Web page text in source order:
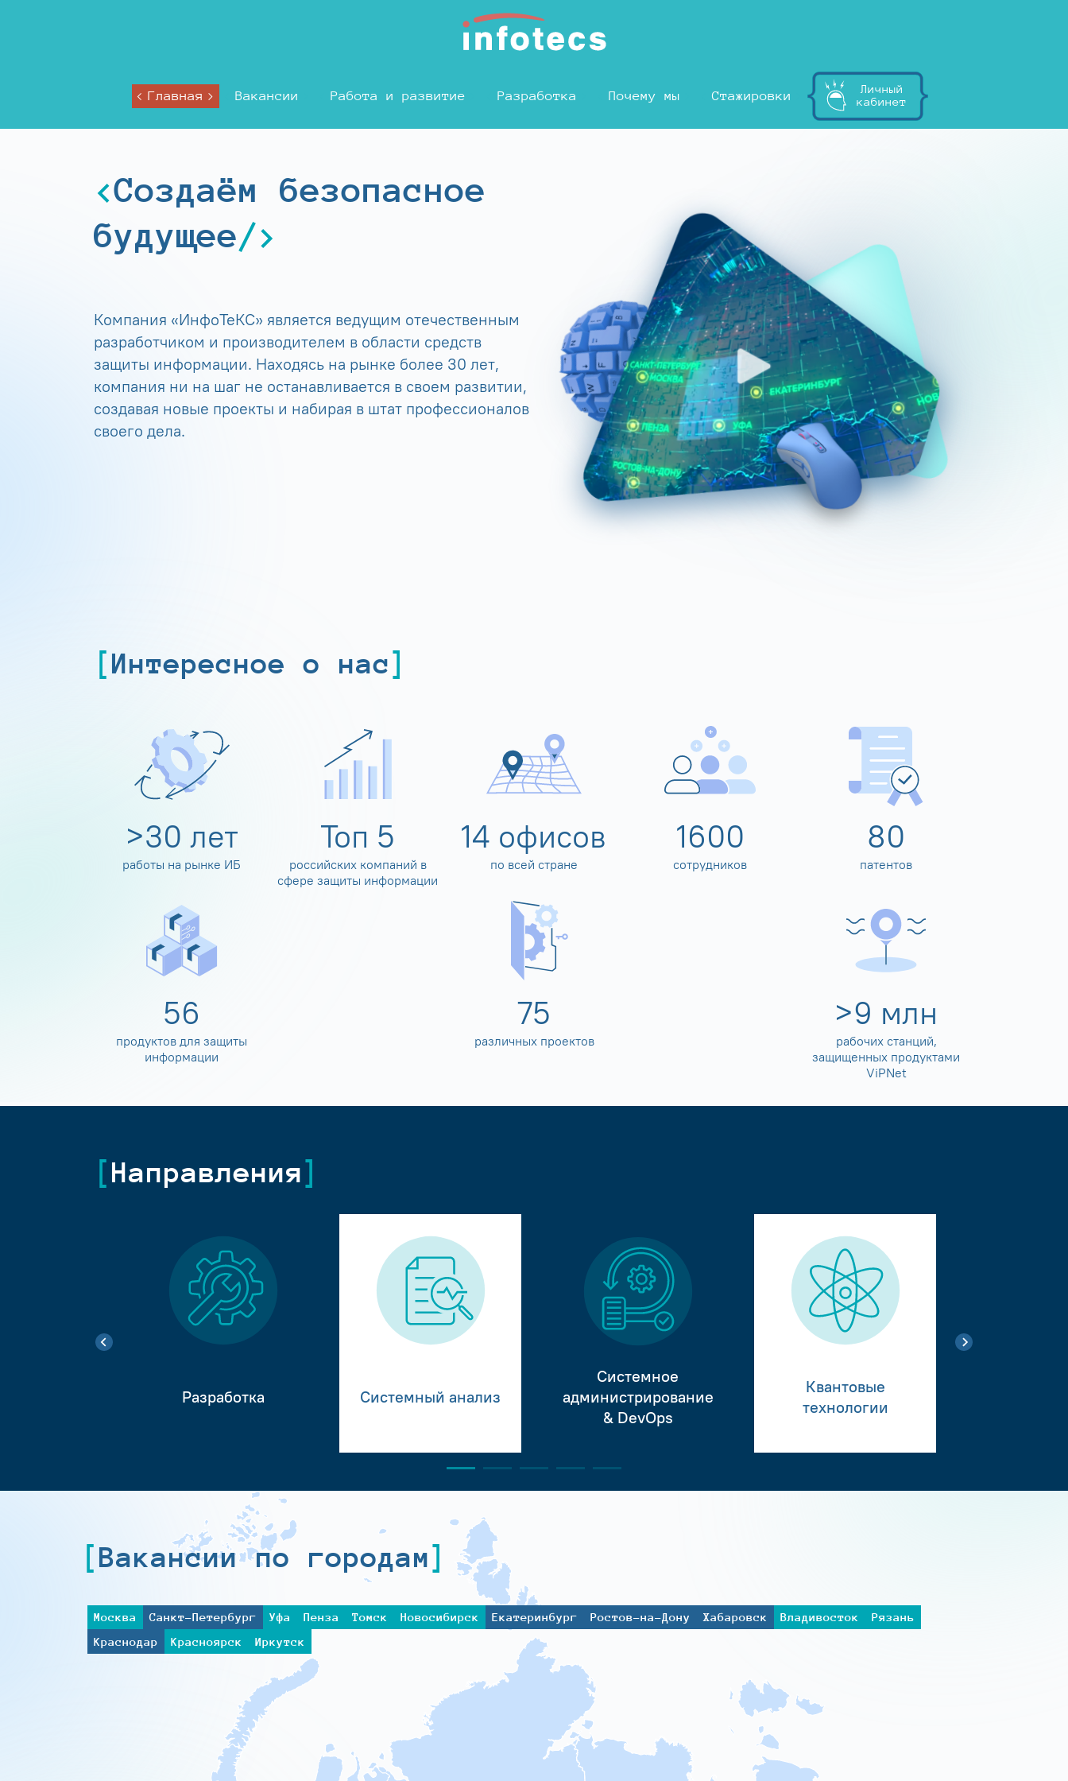
Главная Вакансии Работа и развитие Разработка Почему мы Стажировки
Личный
кабинет
Создаём безопасное
будущее
Компания «ИнфоТеКС» является ведущим отечественным
разработчиком и производителем в области средств
защиты информации. Находясь на рынке более 30 лет,
компания ни на шаг не останавливается в своем развитии,
создавая новые проекты и набирая в штат профессионалов
своего дела.
Интересное о нас
>30 лет
работы на рынке ИБ
Топ 5
российских компаний в
сфере защиты информации
14 офисов
по всей стране
1600
сотрудников
80
патентов
60
продуктов для защиты
информации
80
различных проектов
>10 млн
рабочих станций,
защищенных продуктами
ViPNet
Направления
Разработка Системный анализ
Системное
администрирование
& DevOps
Квантовые
технологии
Вакансии по городам
Москва Санкт-Петербург Уфа Пенза Томск Новосибирск Екатеринбург Ростов-на-Дону Хабаровск Владивосток
Рязань
Краснодар
Красноярск Иркутск